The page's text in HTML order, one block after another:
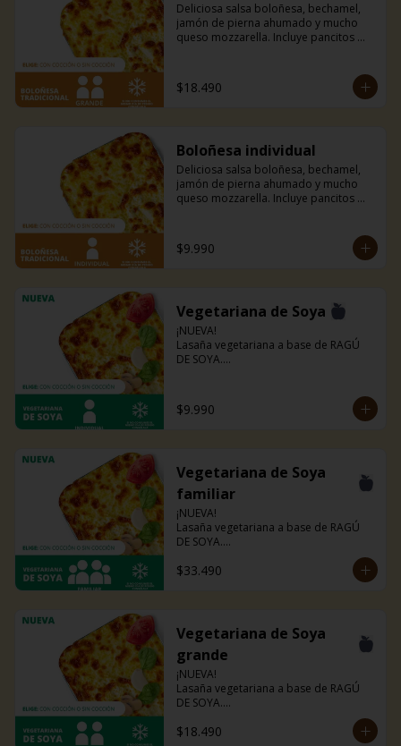
Deliciosa salsa boloñesa, bechamel,
jamón de pierna ahumado y mucho
queso mozzarella. Incluye pancitos
$18.490
Boloñesa individual
Deliciosa salsa boloñesa, bechamel,
jamón de pierna ahumado y mucho
queso mozzarella. Incluye pancitos
$9.990
Vegetariana de Soya
¡NUEVA!
Lasaña vegetariana a base de RAGÚ
DE SOYA.
Disponible en todas sus versiones.
NOTA: Puede contener trazas de
$9.990
Vegetariana de Soya
familiar
¡NUEVA!
Lasaña vegetariana a base de RAGÚ
DE SOYA.
La misma lasaña, el mismo sabor pero
ahora con guiso diferente.
$33.490
Vegetariana de Soya
grande
¡NUEVA!
Lasaña vegetariana a base de RAGÚ
DE SOYA.
La misma lasaña, el mismo sabor pero
ahora con guiso diferente.
$18.490